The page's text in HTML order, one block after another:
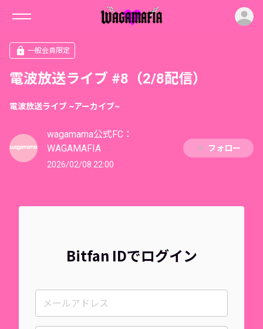
一般会員限定
電波放送ライブ #8（2/8配信）
電波放送ライブ ~アーカイブ~
wagamama公式FC：
WAGAMAFIA
2026/02/08 22:00
フォロー
Bitfan IDでログイン